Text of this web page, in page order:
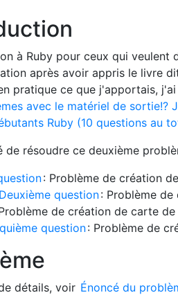
à Ruby pour ceux qui veulent
après avoir appris le livre
pratique ce que j'apportais,
avec le matériel de sortie!?
Ruby (10 questions au
de résoudre ce deuxième
: Problème de création
Deuxième question: Problème
de création de carte
question: Problème de
détails, voir Énoncé du